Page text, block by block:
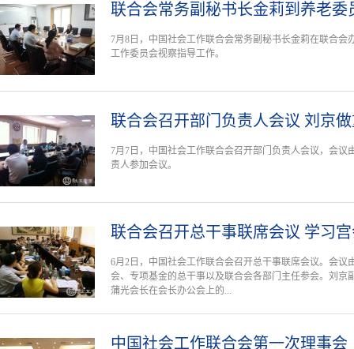
联合会常务副秘书长金莉到养老委
7月8日，中国社会工作联合会常务副秘书长金莉在联合
工作委员会视察指导工作。
联合会召开部门负责人会议 刘京
7月7日，中国社会工作联合会召开部门负责人会议，会
责人参加会议。
联合会召开总干事联席会议 学习
6月2日，中国社会工作联合会召开总干事联席会议。会
会、专项基金的总干事以及联合会各部门主任参会。刘京
蒲光会长在会长办公会上的...
中国社会工作联合会第一次理事会